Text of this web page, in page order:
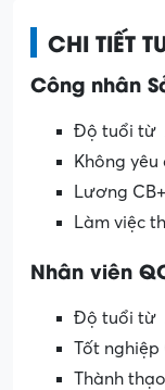
CHI TIẾT
Công nhân
Độ tuổi từ
Không
Lương
Làm việc
Nhân viên
Độ tuổi từ
Tốt
Thành